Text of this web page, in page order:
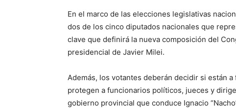
En el marco de las elecciones legislativas
dos de los cinco diputados nacionales que
clave que definirá la nueva composición del
presidencial de Javier Milei.
Además, los votantes deberán decidir si están
protegen a funcionarios políticos, jueces y
gobierno provincial que conduce Ignacio